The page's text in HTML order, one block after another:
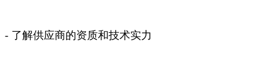
- 了解供应商的资质和技术实力